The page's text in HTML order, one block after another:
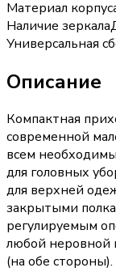
Материал
Наличие зеркала
Универсальная
Описание
Компактная
современной
всем
для головных
для верхней
закрытыми
регулируемым
любой неровной
(на обе стороны).